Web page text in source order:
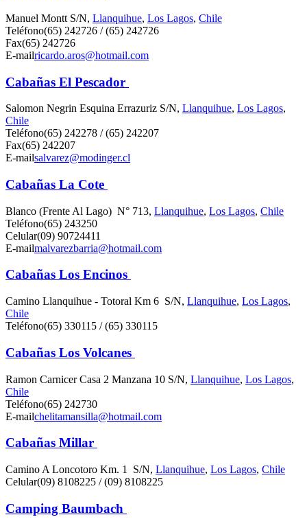
Manuel Montt S/N, Llanquihue, Los Lagos, Chile
Teléfono(65) 242726 / (65) 242726
Fax(65) 242726
E-mailricardo.aros@hotmail.com
Cabañas El Pescador
Salomon Negrin Esquina Errazuriz S/N, Llanquihue, Los Lagos,
Chile
Teléfono(65) 242278 / (65) 242207
Fax(65) 242207
E-mailsalvarez@modinger.cl
Cabañas La Cote
Blanco (Frente Al Lago) N° 713, Llanquihue, Los Lagos, Chile
Teléfono(65) 243250
Celular(09) 90724411
E-mailmalvarezbarria@hotmail.com
Cabañas Los Encinos
Camino Llanquihue - Totoral Km 6 S/N, Llanquihue, Los Lagos,
Chile
Teléfono(65) 330115 / (65) 330115
Cabañas Los Volcanes
Ramon Carnicer Casa 2 Manzana 10 S/N, Llanquihue, Los Lagos,
Chile
Teléfono(65) 242730
E-mailchelitamansilla@hotmail.com
Cabañas Millar
Camino A Loncotoro Km. 1 S/N, Llanquihue, Los Lagos, Chile
Celular(09) 8108225 / (09) 8108225
Camping Baumbach